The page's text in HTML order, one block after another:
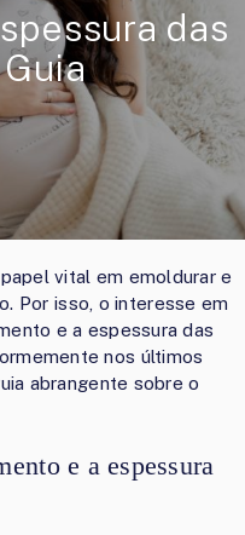
das
vital em emoldurar e
Por isso, o interesse em
e a espessura das
nos últimos
abrangente sobre o
e a espessura